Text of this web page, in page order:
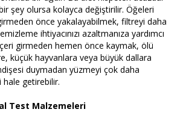
şey olursa kolayca değiştirilir. Öğeleri
önce yakalayabilmek, filtreyi daha
ihtiyacınızı azaltmanıza yardımcı
girmeden hemen önce kaymak, ölü
küçük hayvanlara veya büyük dallara
duymadan yüzmeyi çok daha
hale getirebilir.
Test Malzemeleri